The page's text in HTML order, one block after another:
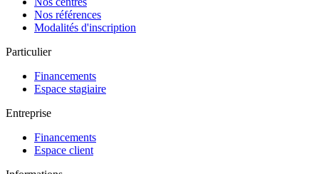
Nos références
Modalités d'inscription
Particulier
Financements
Espace stagiaire
Entreprise
Financements
Espace client